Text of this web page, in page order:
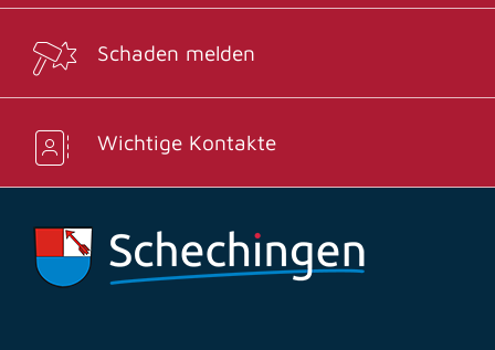
Schaden melden
Wichtige Kontakte